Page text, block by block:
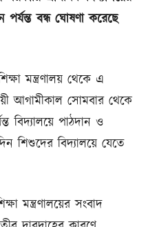
বন্ধ ঘোষণা করেছে
মন্ত্রণালয় থেকে এ
আগামীকাল সোমবার থেকে
বিদ্যালয়ে পাঠদান ও
শিশুদের বিদ্যালয়ে যেতে
মন্ত্রণালয়ের সংবাদ